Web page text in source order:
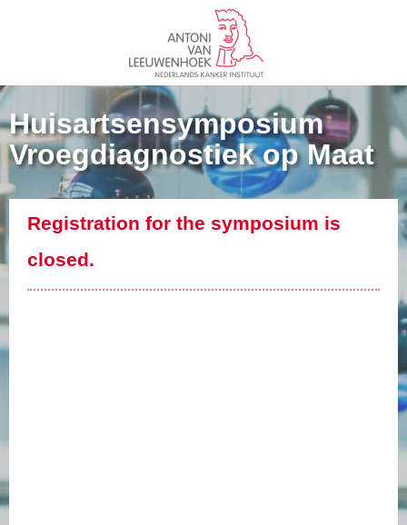
Huisartsensymposium
Vroegdiagnostiek op Maat
Registration for the symposium is
closed.